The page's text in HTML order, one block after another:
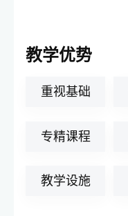
教学优势
重视基础
专精课程
教学设施